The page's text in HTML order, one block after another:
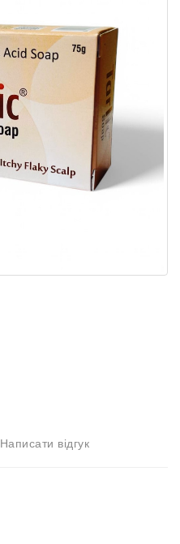
Написати відгук